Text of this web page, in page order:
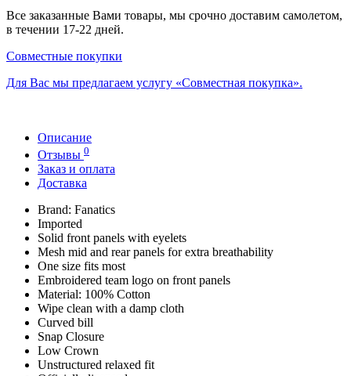
Все заказанные Вами товары, мы срочно доставим самолетом,
в течении 17-22 дней.
Совместные покупки
Для Вас мы предлагаем услугу «Совместная покупка».
Описание
Отзывы 0
Заказ и оплата
Доставка
Brand: Fanatics
Imported
Solid front panels with eyelets
Mesh mid and rear panels for extra breathability
One size fits most
Embroidered team logo on front panels
Material: 100% Cotton
Wipe clean with a damp cloth
Curved bill
Snap Closure
Low Crown
Unstructured relaxed fit